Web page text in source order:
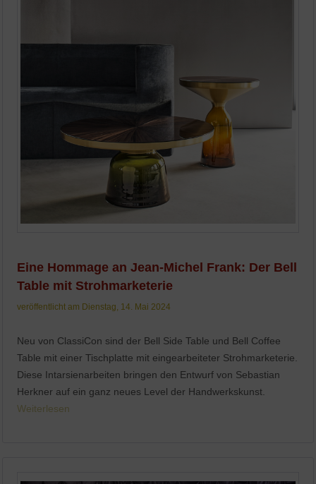
Eine Hommage an Jean-Michel Frank: Der Bell
Table mit Strohmarketerie
veröffentlicht am Dienstag, 14. Mai 2024
Neu von ClassiCon sind der Bell Side Table und Bell Coffee
Table mit einer Tischplatte mit eingearbeiteter Strohmarketerie.
Diese Intarsienarbeiten bringen den Entwurf von Sebastian
Herkner auf ein ganz neues Level der Handwerkskunst.
Weiterlesen